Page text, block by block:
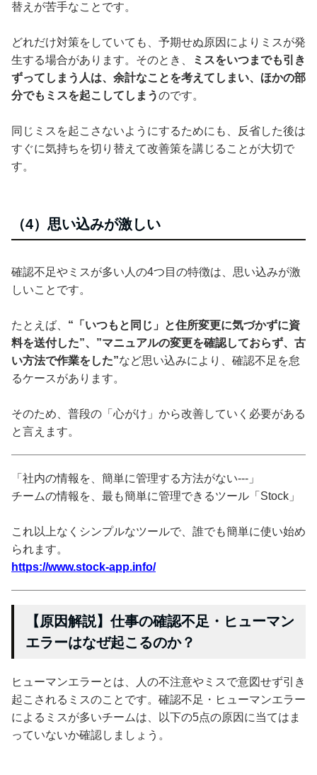
替えが苦手なことです。
どれだけ対策をしていても、予期せぬ原因によりミスが発
生する場合があります。そのとき、
ミスをいつまでも引き
ずってしまう人は、余計なことを考えてしまい、ほかの部
分でもミスを起こしてしまうのです。
同じミスを起こさないようにするためにも、反省した後は
すぐに気持ちを切り替えて改善策を講じることが大切で
す。
（4）思い込みが激しい
確認不足やミスが多い人の4つ目の特徴は、思い込みが激
しいことです。
たとえば、 “「いつもと同じ」と住所変更に気づかずに資
料を送付した”、”マニュアルの変更を確認しておらず、古
い方法で作業をした”など思い込みにより、確認不足を怠
るケースがあります。
そのため、普段の「心がけ」から改善していく必要がある
と言えます。
「社内の情報を、簡単に管理する方法がない---」
チームの情報を、最も簡単に管理できるツール「Stock」
これ以上なくシンプルなツールで、誰でも簡単に使い始め
られます。
https://www.stock-app.info/
【原因解説】仕事の確認不足・ヒューマン
エラーはなぜ起こるのか？
ヒューマンエラーとは、人の不注意やミスで意図せず引き
起こされるミスのことです。確認不足・ヒューマンエラー
によるミスが多いチームは、以下の5点の原因に当てはま
っていないか確認しましょう。